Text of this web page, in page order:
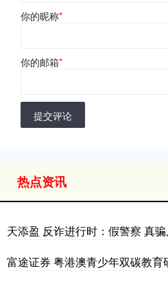
你的昵称*
你的邮箱*
提交评论
热点资讯
天添盈 反诈进行时：假警察 真
富途证券 粤港澳青少年双碳教